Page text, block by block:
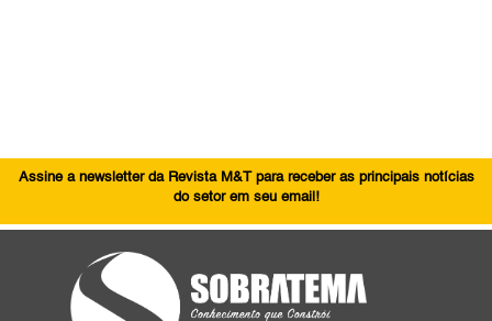
Assine a newsletter da Revista M&T para receber as principais notícias
do setor em seu email!